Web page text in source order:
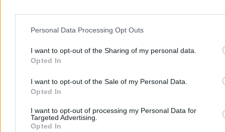
Personal Data Processing Opt Outs
I want to opt-out of the Sharing of my personal data.
Opted In
I want to opt-out of the Sale of my Personal Data.
Opted In
I want to opt-out of processing my Personal Data for
Targeted Advertising.
Opted In
Arkadiusz Dziermański
Technologia